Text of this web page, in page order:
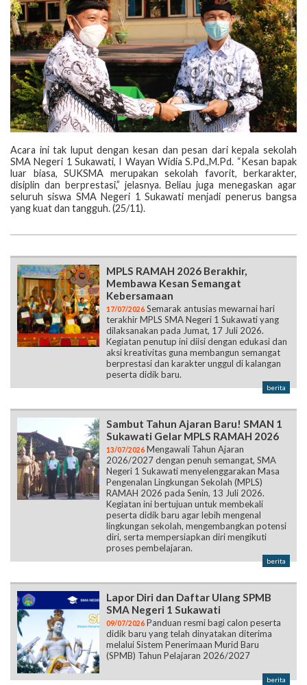
Acara ini tak luput dengan kesan dan pesan dari kepala sekolah
SMA Negeri 1 Sukawati, I Wayan Widia S.Pd.,M.Pd. “Kesan bapak
luar biasa, SUKSMA merupakan sekolah favorit, berkarakter,
disiplin dan berprestasi,” jelasnya. Beliau juga menegaskan agar
seluruh siswa SMA Negeri 1 Sukawati menjadi penerus bangsa
yang kuat dan tangguh. (25/11).
MPLS RAMAH 2026 Berakhir,
Membawa Kesan Semangat
Kebersamaan
17/07/2026 Semarak antusias mewarnai hari
terakhir MPLS SMA Negeri 1 Sukawati yang
dilaksanakan pada Jumat, 17 Juli 2026.
Kegiatan penutup ini diisi dengan edukasi dan
aksi kreativitas guna membangun semangat
berprestasi dan karakter unggul di kalangan
peserta didik baru.
berita
Sambut Tahun Ajaran Baru! SMAN 1
Sukawati Gelar MPLS RAMAH 2026
13/07/2026 Mengawali Tahun Ajaran
2026/2027 dengan penuh semangat, SMA
Negeri 1 Sukawati menyelenggarakan Masa
Pengenalan Lingkungan Sekolah (MPLS)
RAMAH 2026 pada Senin, 13 Juli 2026.
Kegiatan ini bertujuan untuk membekali
peserta didik baru agar lebih mengenal
lingkungan sekolah, mengembangkan potensi
diri, serta mempersiapkan diri mengikuti
proses pembelajaran.
berita
Lapor Diri dan Daftar Ulang SPMB
SMA Negeri 1 Sukawati
09/07/2026 Panduan resmi bagi calon peserta
didik baru yang telah dinyatakan diterima
melalui Sistem Penerimaan Murid Baru
(SPMB) Tahun Pelajaran 2026/2027
berita